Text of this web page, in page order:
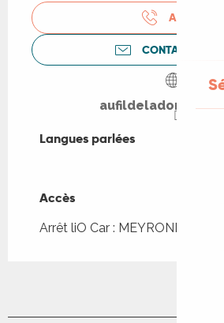
APPELER
CONTACTEZ-
Langues parlées
Langues parlées
Accès
Accès
Arrêt liO Car : MEYRONNE -